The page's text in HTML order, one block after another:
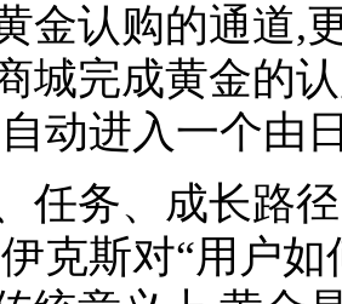
金认购的通道,
城完成黄金的
动进入一个由
任务、成长路
克斯对“用户